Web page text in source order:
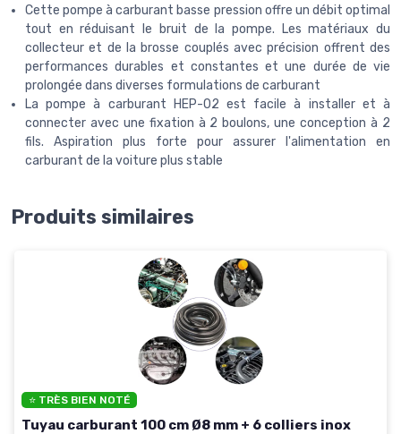
Cette pompe à carburant basse pression offre un débit optimal
tout en réduisant le bruit de la pompe. Les matériaux du
collecteur et de la brosse couplés avec précision offrent des
performances durables et constantes et une durée de vie
prolongée dans diverses formulations de carburant
La pompe à carburant HEP-02 est facile à installer et à
connecter avec une fixation à 2 boulons, une conception à 2
fils. Aspiration plus forte pour assurer l'alimentation en
carburant de la voiture plus stable
Produits similaires
⭐ TRÈS BIEN NOTÉ
Tuyau carburant 100 cm Ø8 mm + 6 colliers inox